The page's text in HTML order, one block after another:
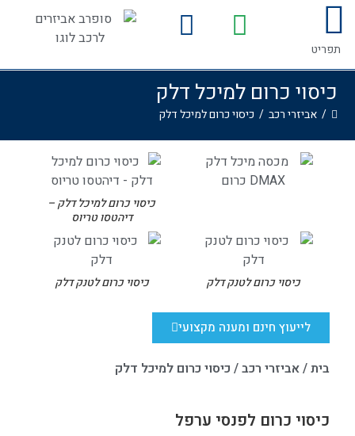
לתוכן
תפריט
כיסוי כרום למיכל דלק
/ אביזרי רכב / כיסוי כרום למיכל דלק
כיסוי כרום למיכל דלק –
דיהטסו טריוס
כיסוי כרום לטנק דלק כיסוי כרום לטנק דלק
לייעוץ חינם ומענה מקצועי
בית/אביזרי רכב/ כיסוי כרום למיכל דלק
כיסוי כרום לפנסי ערפל